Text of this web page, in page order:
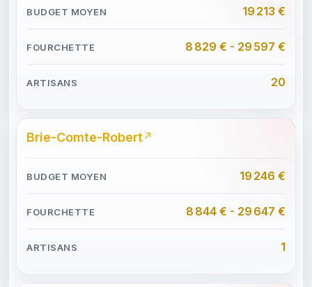
19 213 €
8 829 € - 29 597 €
20
Brie-Comte-Robert
19 246 €
8 844 € - 29 647 €
1